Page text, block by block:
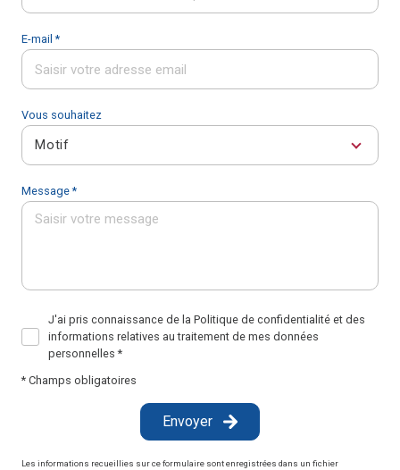
E-mail *
Vous souhaitez
Motif
Message *
J'ai pris connaissance de la Politique de confidentialité et des
informations relatives au traitement de mes données
personnelles *
* Champs obligatoires
Envoyer
Les informations recueillies sur ce formulaire sont enregistrées dans un fichier